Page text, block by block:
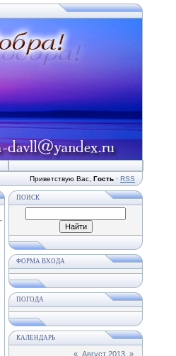
Приветствую Вас Гость · RSS
ПОИСК
ФОРМА ВХОДА
ПОГОДА
КАЛЕНДАРЬ
« Август 2013 »